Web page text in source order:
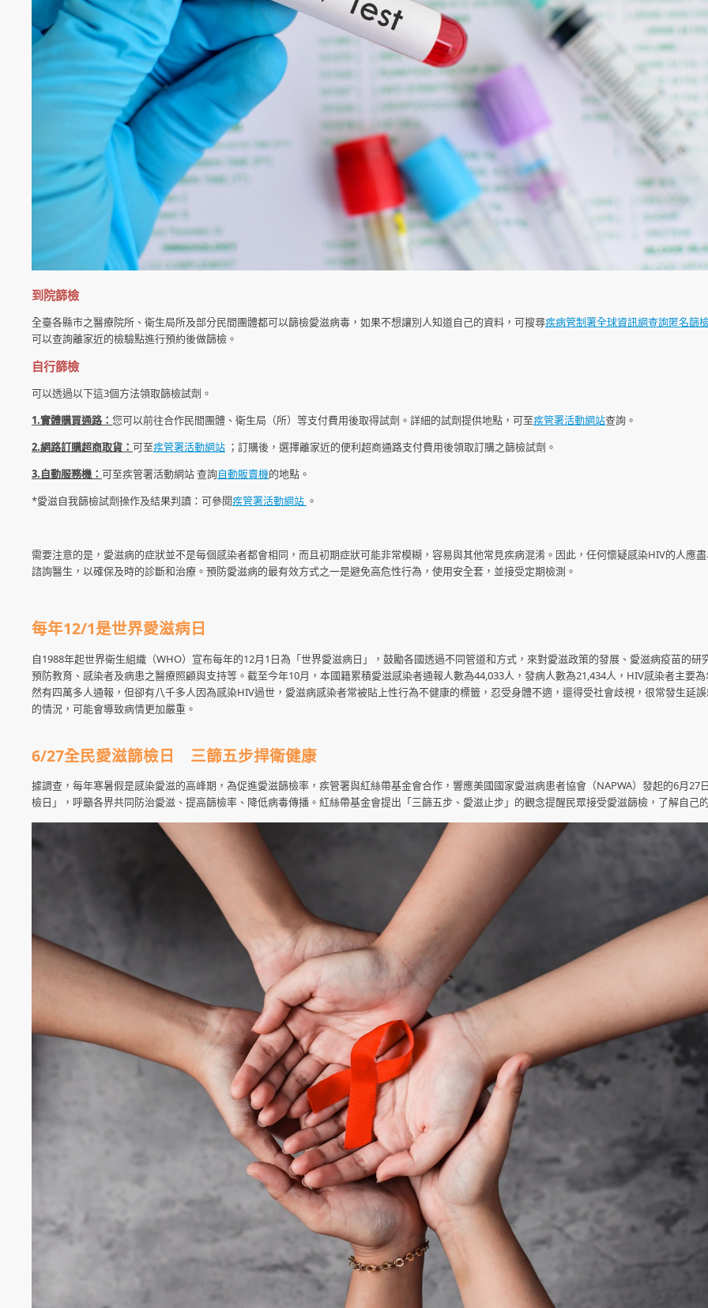
到院篩檢
全臺各縣市之醫療院所、衛生局所及部分民間團體都可以篩檢愛滋病毒，如果不想讓別人知道自己的資料，可搜尋疾病管制署全球資訊網查詢匿名篩
可以查詢離家近的檢驗點進行預約後做篩檢。
自行篩檢
可以透過以下這3個方法領取篩檢試劑。
1.實體購買通路： 您可以前往合作民間團體、衛生局（所）等支付費用後取得試劑。詳細的試劑提供地點，可至疾管署活動網站查詢。
2.網路訂購超商取貨： 可至疾管署活動網站 ；訂購後，選擇離家近的便利超商通路支付費用後領取訂購之篩檢試劑。
3.自動服務機： 可至疾管署活動網站 查詢自動販賣機的地點。
*愛滋自我篩檢試劑操作及結果判讀：可參閱疾管署活動網站 。
需要注意的是，愛滋病的症狀並不是每個感染者都會相同，而且初期症狀可能非常模糊，容易與其他常見疾病混淆。因此，任何懷疑感染HIV的人應
諮詢醫生，以確保及時的診斷和治療。預防愛滋病的最有效方式之一是避免高危性行為，使用安全套，並接受定期檢測。
每年12/1是世界愛滋病日
自1988年起世界衛生組織（WHO）宣布每年的12月1日為「世界愛滋病日」，鼓勵各國透過不同管道和方式，來對愛滋政策的發展、愛滋病疫苗的研
預防教育、感染者及病患之醫療照顧與支持等。截至今年10月，本國籍累積愛滋感染者通報人數為44,033人，發病人數為21,434人，HIV感染者主要
然有四萬多人通報，但卻有八千多人因為感染HIV過世，愛滋病感染者常被貼上性行為不健康的標籤，忍受身體不適，還得受社會歧視，很常發生延
的情況，可能會導致病情更加嚴重。
6/27全民愛滋篩檢日 三篩五步捍衛健康
據調查，每年寒暑假是感染愛滋的高峰期，為促進愛滋篩檢率，疾管署與紅絲帶基金會合作，響應美國國家愛滋病患者協會（NAPWA）發起的6月27
檢日」，呼籲各界共同防治愛滋、提高篩檢率、降低病毒傳播。紅絲帶基金會提出「三篩五步、愛滋止步」的觀念提醒民眾接受愛滋篩檢，了解自己